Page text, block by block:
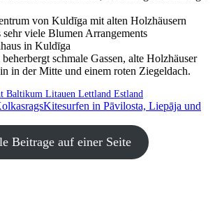
Baltikum Litauen Lettland Estland
Kitesurfen in Pāvilosta, Liepāja und
Beitrage auf einer Seite